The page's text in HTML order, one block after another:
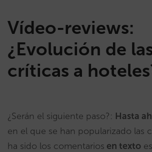
Vídeo-reviews:
¿Evolución de
críticas a
¿Serán el siguiente paso?: Hasta
en el que se han popularizado las
ha sido los comentarios en texto